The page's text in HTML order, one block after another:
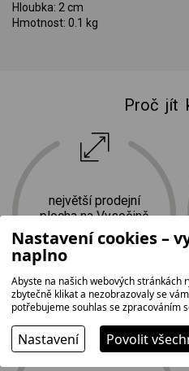
Hloubka: 2 cm
Hmotnost: 0.1 kg
Proč jít
největší prodejní
plocha na Vysočině
1 500 m
Nastavení cookies –
naplno
Abyste na našich webových stránkách
zbytečně klikat a nezobrazovaly se
potřebujeme souhlas se zpracováním
Nastavení Povolit